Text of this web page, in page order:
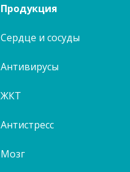
Продукция
Сердце и сосуды
Антивирусы
ЖКТ
Антистресс
Мозг